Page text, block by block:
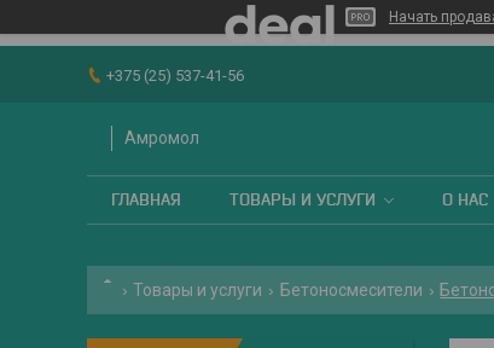
Начать
+375 (25) 537-41-56
Амромол
ГЛАВНАЯ ТОВАРЫ И УСЛУГИ О НАС
Товары и услуги Бетоносмесители